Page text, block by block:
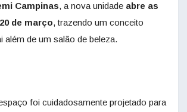
Campinas, a nova unidade abre as
de março, trazendo um conceito
além de um salão de beleza.
foi cuidadosamente projetado para